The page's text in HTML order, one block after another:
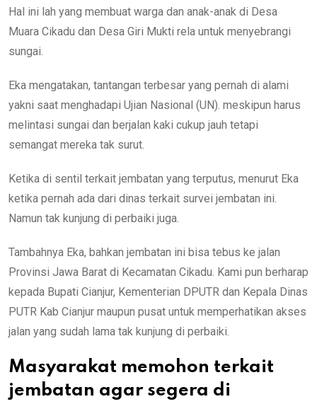
Hal ini lah yang membuat warga dan anak-anak di Desa
Muara Cikadu dan Desa Giri Mukti rela untuk menyebrangi
sungai.
Eka mengatakan, tantangan terbesar yang pernah di alami
yakni saat menghadapi Ujian Nasional (UN). meskipun harus
melintasi sungai dan berjalan kaki cukup jauh tetapi
semangat mereka tak surut.
Ketika di sentil terkait jembatan yang terputus, menurut Eka
ketika pernah ada dari dinas terkait survei jembatan ini.
Namun tak kunjung di perbaiki juga.
Tambahnya Eka, bahkan jembatan ini bisa tebus ke jalan
Provinsi Jawa Barat di Kecamatan Cikadu. Kami pun berharap
kepada Bupati Cianjur, Kementerian DPUTR dan Kepala Dinas
PUTR Kab Cianjur maupun pusat untuk memperhatikan akses
jalan yang sudah lama tak kunjung di perbaiki.
Masyarakat memohon terkait
jembatan agar segera di